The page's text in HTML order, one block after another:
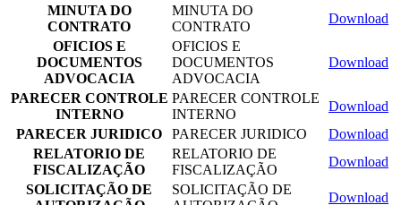
MINUTA DO
CONTRATO
MINUTA DO
CONTRATO
Download
OFICIOS E
DOCUMENTOS
ADVOCACIA
OFICIOS E
DOCUMENTOS
ADVOCACIA
Download
PARECER CONTROLE
INTERNO
PARECER CONTROLE
INTERNO
Download
PARECER JURIDICO
PARECER JURIDICO
Download
RELATORIO DE
FISCALIZAÇÃO
RELATORIO DE
FISCALIZAÇÃO
Download
SOLICITAÇÃO DE
SOLICITAÇÃO DE
Download